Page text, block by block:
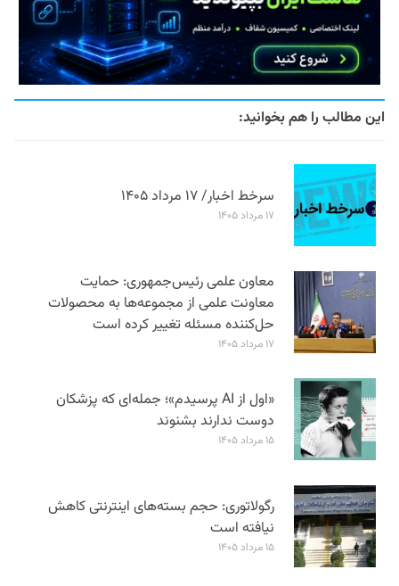
این مطالب را هم بخوانید:
سرخط اخبار/ ۱۷ مرداد ۱۴۰۵
۱۷ مرداد ۱۴۰۵
معاون علمی رئیس‌جمهوری: حمایت
معاونت علمی از مجموعه‌ها به محصولات
حل‌کننده مسئله تغییر کرده است
۱۷ مرداد ۱۴۰۵
«اول از AI پرسیدم»؛ جمله‌ای که پزشکان
دوست ندارند بشنوند
۱۵ مرداد ۱۴۰۵
رگولاتوری: حجم بسته‌های اینترنتی کاهش
نیافته است
۱۵ مرداد ۱۴۰۵